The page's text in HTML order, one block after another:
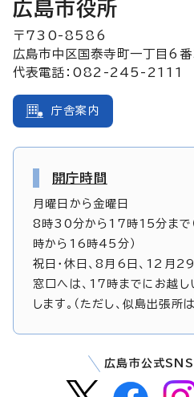
広島市役所
〒730-8586
広島市中区国泰寺町一丁目6
代表電話：082-245-2111
庁舎案内
開庁時間
月曜日から金曜日
8時30分から17時15分まで
時から16時45分）
祝日・休日、8月6日、12月
窓口へは、17時までにお越し
します。（ただし、似島出張
広島市公式